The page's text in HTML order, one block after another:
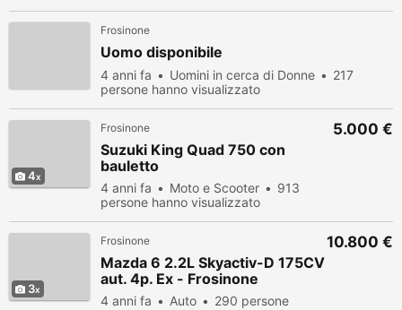
Frosinone
Uomo disponibile
4 anni fa Uomini in cerca di Donne
217
persone hanno visualizzato
4
Frosinone
Suzuki King Quad 750 con
bauletto
4 anni fa Moto e Scooter
913
persone hanno visualizzato
5.000 €
3
Frosinone
Mazda 6 2.2L Skyactiv-D 175CV
aut. 4p. Ex - Frosinone
4 anni fa Auto
290 persone
10.800 €